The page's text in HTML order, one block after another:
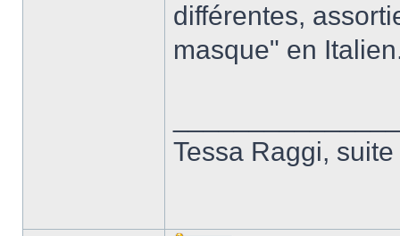
différentes,
masque" en
Tessa Raggi,